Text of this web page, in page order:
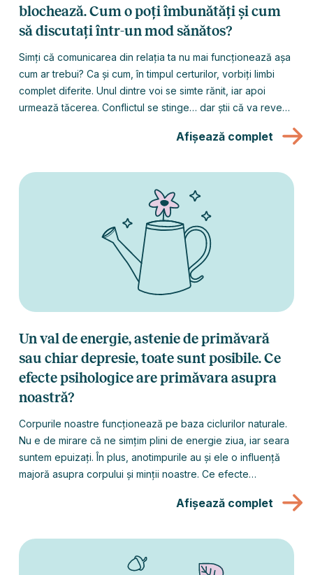
blochează. Cum o poți îmbunătăți și cum
să discutați într-un mod sănătos?
Simți că comunicarea din relația ta nu mai funcționează așa
cum ar trebui? Ca și cum, în timpul certurilor, vorbiți limbi
complet diferite. Unul dintre voi se simte rănit, iar apoi
urmează tăcerea. Conflictul se stinge… dar știi că va reveni,
Afișează complet
Un val de energie, astenie de primăvară
sau chiar depresie, toate sunt posibile. Ce
efecte psihologice are primăvara asupra
noastră?
Corpurile noastre funcționează pe baza ciclurilor naturale.
Nu e de mirare că ne simțim plini de energie ziua, iar seara
suntem epuizați. În plus, anotimpurile au și ele o influență
majoră asupra corpului și minții noastre. Ce efecte
de primăvară poate lua deseori locul energiei și vitalității pe
pe care îl primim de la natură?
Afișează complet